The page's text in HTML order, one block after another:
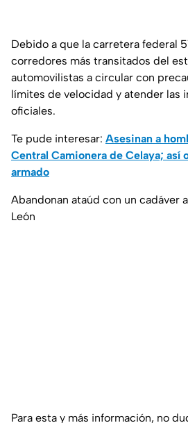
Debido a que la carretera federal
corredores más transitados del
automovilistas a circular con
límites de velocidad y atender las
oficiales.
Te pude interesar: Asesinan a
Central Camionera de Celaya; así
armado
Abandonan ataúd con un cadáver
León
Para esta y más información, no